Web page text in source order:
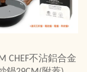
CHEF不沾鋁合金